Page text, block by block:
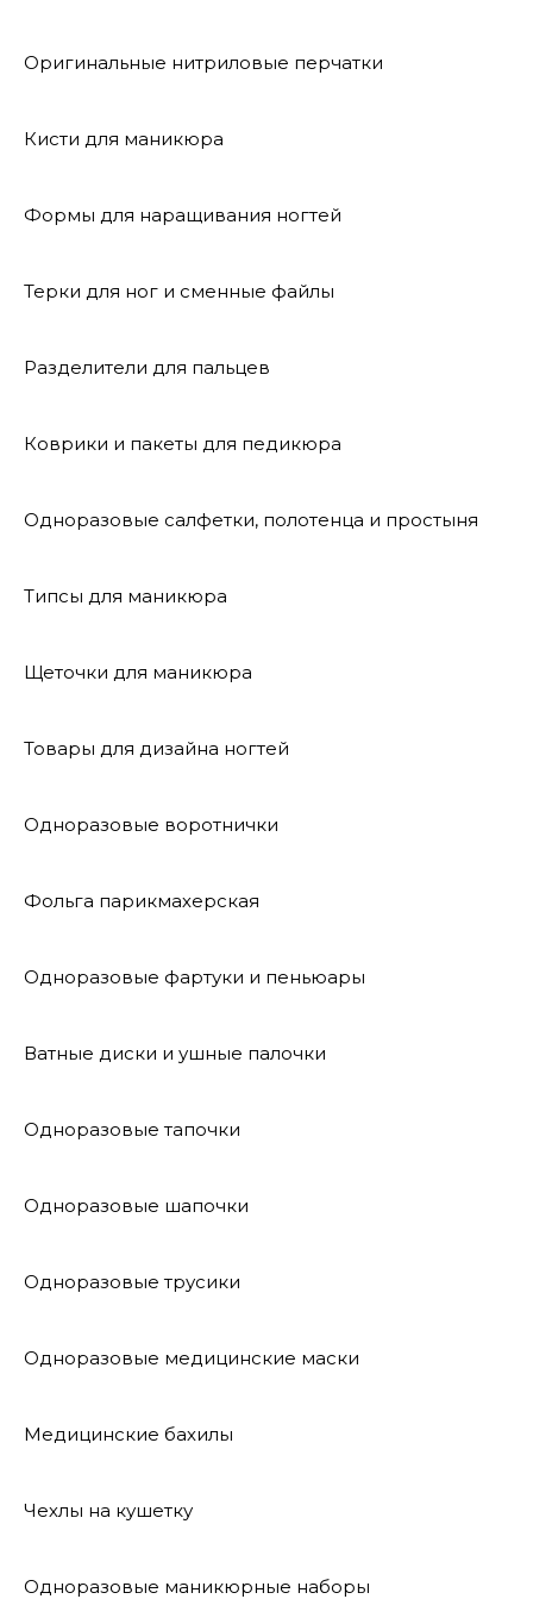
Оригинальные нитриловые перчатки
Кисти для маникюра
Формы для наращивания ногтей
Терки для ног и сменные файлы
Разделители для пальцев
Коврики и пакеты для педикюра
Одноразовые салфетки, полотенца и простыня
Типсы для маникюра
Щеточки для маникюра
Товары для дизайна ногтей
Одноразовые воротнички
Фольга парикмахерская
Одноразовые фартуки и пеньюары
Ватные диски и ушные палочки
Одноразовые тапочки
Одноразовые шапочки
Одноразовые трусики
Одноразовые медицинские маски
Медицинские бахилы
Чехлы на кушетку
Одноразовые маникюрные наборы